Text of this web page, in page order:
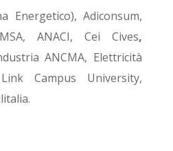
Energetico), Adiconsum,
ANACI, Cei Cives,
ANCMA, Elettricità
Campus University,